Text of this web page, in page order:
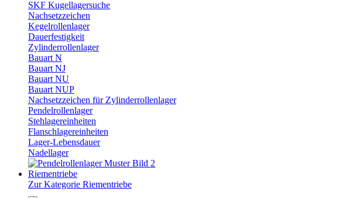
SKF Kugellagersuche
Nachsetzzeichen
Kegelrollenlager
Dauerfestigkeit
Zylinderrollenlager
Bauart N
Bauart NJ
Bauart NU
Bauart NUP
Nachsetzzeichen für Zylinderrollenlager
Pendelrollenlager
Stehlagereinheiten
Flanschlagereinheiten
Lager-Lebensdauer
Nadellager
Riementriebe
Zur Kategorie Riementriebe